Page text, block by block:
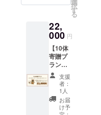
ただき
定希望
がない
場合は
「な
し」と
ご記入
くださ
い。
【施設
一覧】
https://j
イズ：
約53cm
いただ
いた支
援金で
おも
ちゃ
ぱっく
ん10体
を児童
養護施
択
す
る
22,
000 円
【10体
寄贈プ
ラン】
活動報
告を含
むメッ
セージ
メール
支援
者：
1人
お届
け予